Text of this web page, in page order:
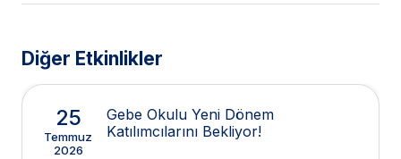
Diğer Etkinlikler
25
Temmuz
2026
Gebe Okulu Yeni Dönem
Katılımcılarını Bekliyor!